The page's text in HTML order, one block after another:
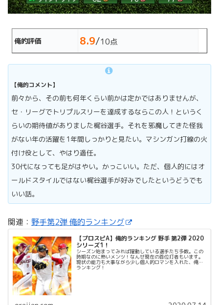
俺的評価 8.9/10点
【俺的コメント】
前々から、その前も何年くらい前かは定かではありませんが、
セ・リーグでトリプルスリーを達成するならこの人！というく
らいの期待値がありました梶谷選手。それを邪魔してきた怪我
がない年の活躍を1年間しっかりと見たい。マシンガン打線の火
付け役として、やはり適任。
30代になっても足がはやい。かっこいい。ただ、個人的にはオ
ールドスタイルではない梶谷選手が好みでしたというどうでも
いい話。
関連： 野手第2弾 俺的ランキング
【プロスピA】俺的ランキング 野手 第2弾 2020
シリーズ1！
シーズン始まってみれば躍動している選手たち多数。この
時期なのに熱いメンツ！なんせ現在の首位打者もいます。
現状の能力も大事ながら少し個人的ロマンを入れた、俺的
ランキング！